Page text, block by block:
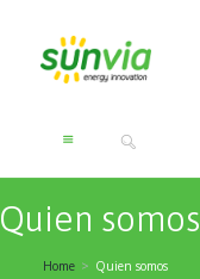
Quien somos
Home Quien somos